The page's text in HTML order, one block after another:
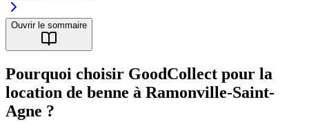
Ouvrir le sommaire
Pourquoi choisir GoodCollect pour la
location de benne à Ramonville-Saint-
Agne ?